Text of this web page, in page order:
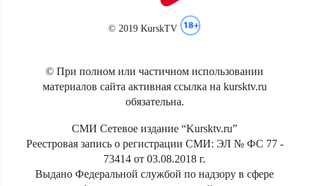
© 2019 KurskTV
© При полном или частичном использовании
материалов сайта активная ссылка на kursktv.ru
обязательна.
СМИ Сетевое издание “Kursktv.ru”
Реестровая запись о регистрации СМИ: ЭЛ № ФС 77 -
73414 от 03.08.2018 г.
Выдано Федеральной службой по надзору в сфере